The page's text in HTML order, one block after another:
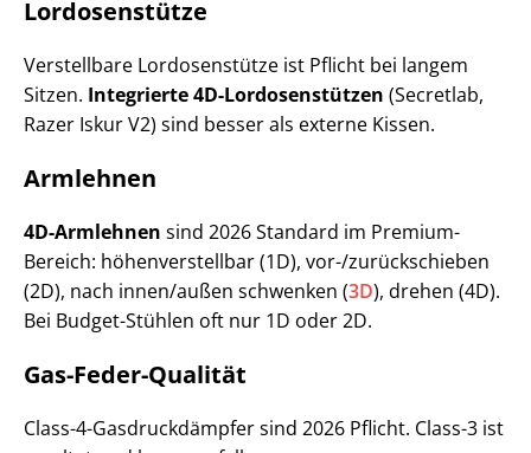
Lordosenstütze
Verstellbare Lordosenstütze ist Pflicht bei langem
Sitzen. Integrierte 4D-Lordosenstützen (Secretlab,
Razer Iskur V2) sind besser als externe Kissen.
Armlehnen
4D-Armlehnen sind 2026 Standard im Premium-
Bereich: höhenverstellbar (1D), vor-/zurückschieben
(2D), nach innen/außen schwenken (3D), drehen (4D).
Bei Budget-Stühlen oft nur 1D oder 2D.
Gas-Feder-Qualität
Class-4-Gasdruckdämpfer sind 2026 Pflicht. Class-3 ist